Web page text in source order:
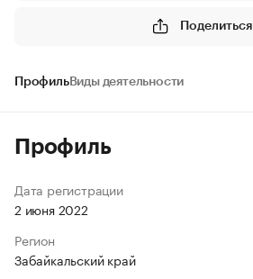
Поделиться
ПрофильВиды деятельности
Профиль
Дата регистрации
2 июня 2022
Регион
Забайкальский край